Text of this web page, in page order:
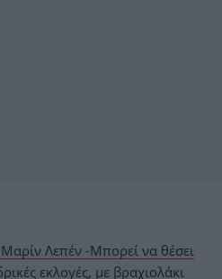
Λεπέν -Μπορεί να θέσει
εκλογές, με βραχιολάκι